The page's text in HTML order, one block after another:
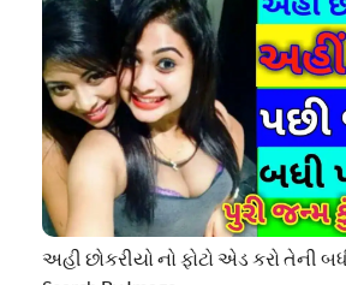
અહી છોકરીયો નો ફોટો એડ કરો તેની